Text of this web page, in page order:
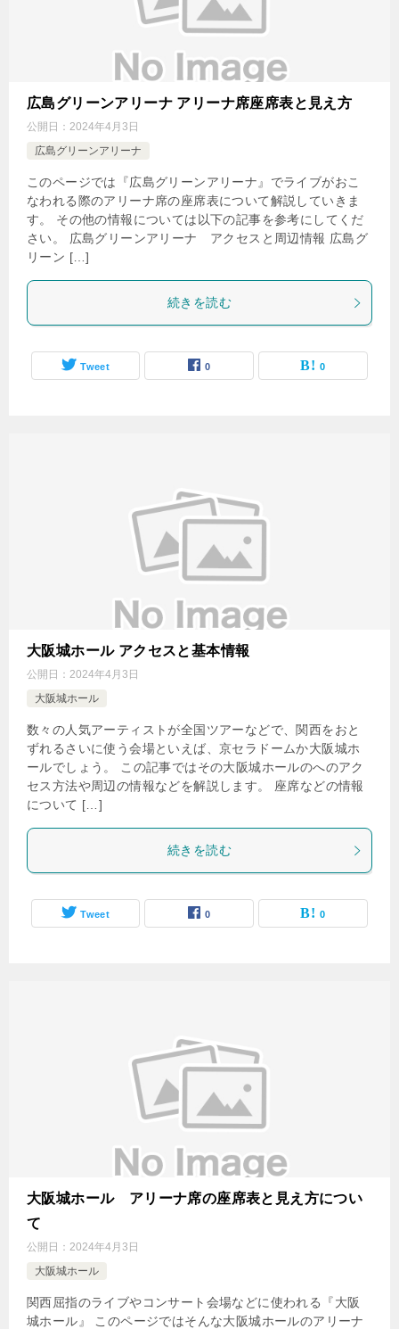
広島グリーンアリーナ アリーナ席座席表と見え方
公開日： 2024年4月3日
広島グリーンアリーナ
このページでは『広島グリーンアリーナ』でライブがおこ
なわれる際のアリーナ席の座席表について解説していきま
す。 その他の情報については以下の記事を参考にしてくだ
さい。 広島グリーンアリーナ アクセスと周辺情報 広島グ
リーン […]
続きを読む
Tweet 0 0
大阪城ホール アクセスと基本情報
公開日： 2024年4月3日
大阪城ホール
数々の人気アーティストが全国ツアーなどで、関西をおと
ずれるさいに使う会場といえば、京セラドームか大阪城ホ
ールでしょう。 この記事ではその大阪城ホールのへのアク
セス方法や周辺の情報などを解説します。 座席などの情報
について […]
続きを読む
Tweet 0 0
大阪城ホール アリーナ席の座席表と見え方につい
て
公開日： 2024年4月3日
大阪城ホール
関西屈指のライブやコンサート会場などに使われる『大阪
城ホール』 このページではそんな大阪城ホールのアリーナ